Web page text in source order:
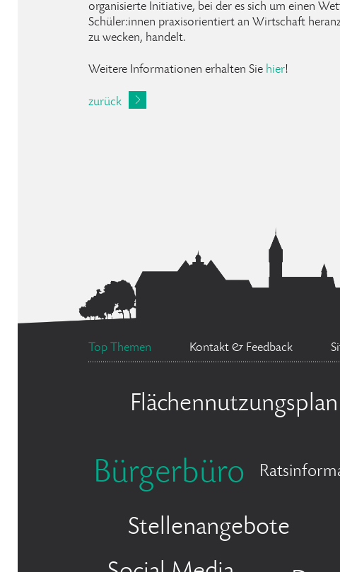
organisierte Initiative, bei der es sich um einen
Schüler:innen praxisorientiert an Wirtschaft
zu wecken, handelt.
Weitere Informationen erhalten Sie hier!
zurück
Top Themen Kontakt & Feedback
Flächennutzungsplan
Bürgerbüro
Stellenangebote